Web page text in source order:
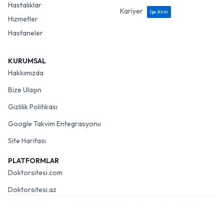
Hastalıklar
Hizmetler
Hastaneler
Kariyer
İşe Alım
KURUMSAL
Hakkımızda
Bize Ulaşın
Gizlilik Politikası
Google Takvim Entegrasyonu
Site Haritası
PLATFORMLAR
Doktorsitesi.com
Doktorsitesi.az